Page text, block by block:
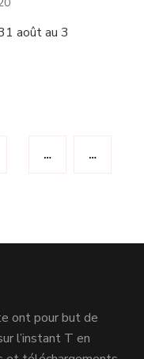
août au 3
… …
ont pour but de
l’instant T en